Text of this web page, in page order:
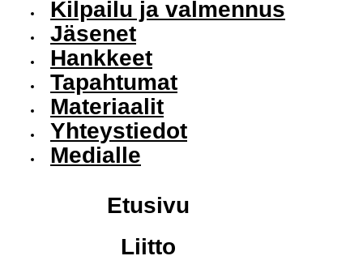
Kilpailu ja valmennus
Jäsenet
Hankkeet
Tapahtumat
Materiaalit
Yhteystiedot
Medialle
Etusivu
Liitto